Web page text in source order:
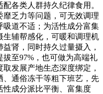
各类人群持久纪律食用。
乏力等问题，可无效调理
道不适；为活性成分富集
辅帮感化，可暖和调理机
肾，同时持久过量摄入，
至97%，也可做为高端礼
发展产地生态深度绑定，
通俗冻干等粗下班艺，先
性成分派比平衡、富集度